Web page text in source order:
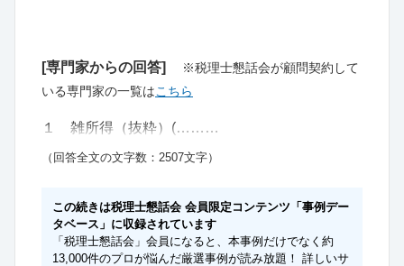
[専門家からの回答]
※税理士懇話会が顧問契約して
いる専門家の一覧はこちら
１ 雑所得（抜粋）(………
（回答全文の文字数：2507文字）
この続きは税理士懇話会 会員限定コンテンツ「事例デー
タベース」に収録されています
「税理士懇話会」会員になると、本事例だけでなく約
13,000件のプロが悩んだ厳選事例が読み放題！ 詳しいサ